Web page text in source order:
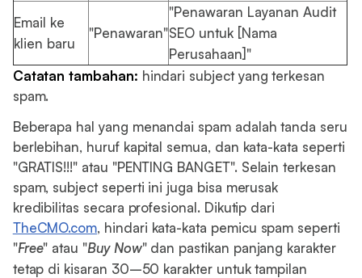
Email ke
klien baru
"Penawaran"
"Penawaran Layanan Audit
SEO untuk [Nama
Perusahaan]"
Catatan tambahan: hindari subject yang terkesan
spam.
Beberapa hal yang menandai spam adalah tanda seru
berlebihan, huruf kapital semua, dan kata-kata seperti
"GRATIS!!!" atau "PENTING BANGET". Selain terkesan
spam, subject seperti ini juga bisa merusak
kredibilitas secara profesional. Dikutip dari
TheCMO.com, hindari kata-kata pemicu spam seperti
"Free" atau "Buy Now" dan pastikan panjang karakter
tetap di kisaran 30–50 karakter untuk tampilan